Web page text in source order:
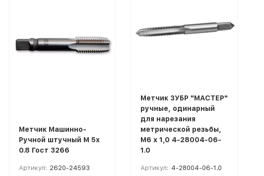
Метчик Машинно-
Ручной штучный M 5x
0.8 Гост 3266
Артикул: 2620-24593
Метчик ЗУБР "МАСТЕР"
ручные, одинарный
для нарезания
метрической резьбы,
М6 x 1,0 4-28004-06-
1.0
Артикул: 4-28004-06-1.0